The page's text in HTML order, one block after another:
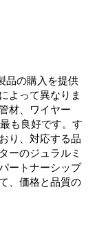
品の購入を提供
よって異なりま
材、ワイヤー
も良好です。す
り、対応する品
ーのジュラルミ
ートナーシップ
、価格と品質の